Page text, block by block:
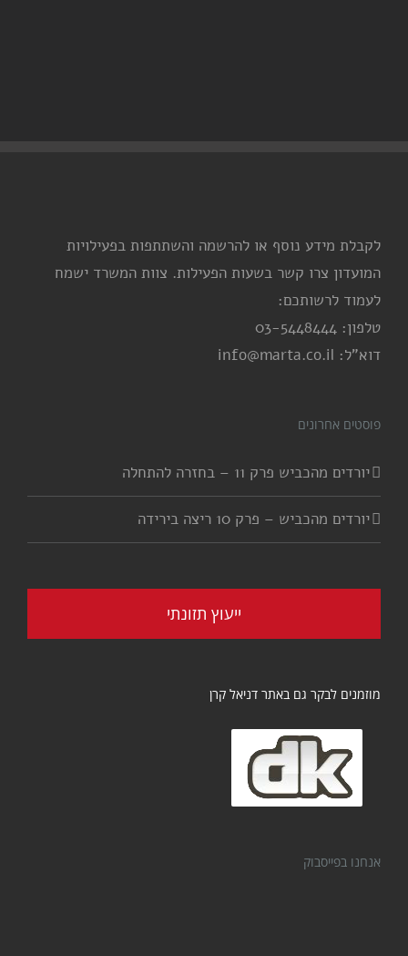
לקבלת מידע נוסף או להרשמה והשתתפות בפעילויות
המועדון צרו קשר בשעות הפעילות. צוות המשרד ישמח
לעמוד לרשותכם:
טלפון: 03-5448444
דוא"ל: info@marta.co.il
פוסטים אחרונים
יורדים מהכביש פרק 11 – בחזרה להתחלה
יורדים מהכביש – פרק 10 ריצה בירידה
ייעוץ תזונתי
מוזמנים לבקר גם באתר דניאל קרן
אנחנו בפייסבוק